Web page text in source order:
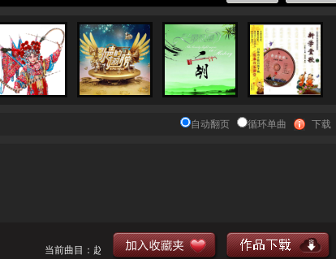
自动翻页 循环单曲 下载
当前曲目：赵聪 - 玫瑰花 伴奏 琵琶独奏伴奏与琵琶简谱。